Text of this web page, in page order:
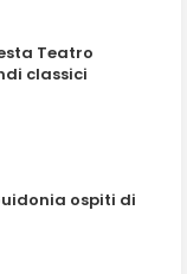
Teatro
classici
ospiti di